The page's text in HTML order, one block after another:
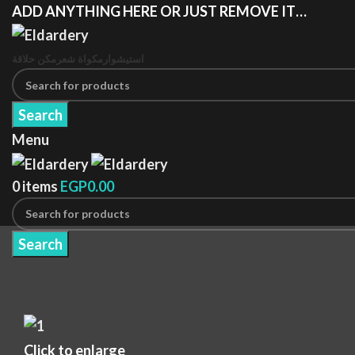
ADD ANYTHING HERE OR JUST REMOVE IT…
مكن حلاقة مكواة شعر استيشوار
Search
Menu
0items EGP0.00
Search
Click to enlarge